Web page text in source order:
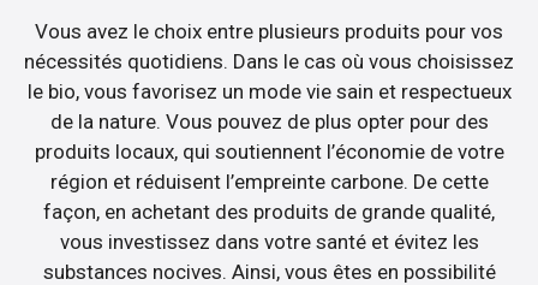
Vous avez le choix entre plusieurs produits pour vos
nécessités quotidiens. Dans le cas où vous choisissez
le bio, vous favorisez un mode vie sain et respectueux
de la nature. Vous pouvez de plus opter pour des
produits locaux, qui soutiennent l’économie de votre
région et réduisent l’empreinte carbone. De cette
façon, en achetant des produits de grande qualité,
vous investissez dans votre santé et évitez les
substances nocives. Ainsi, vous êtes en possibilité